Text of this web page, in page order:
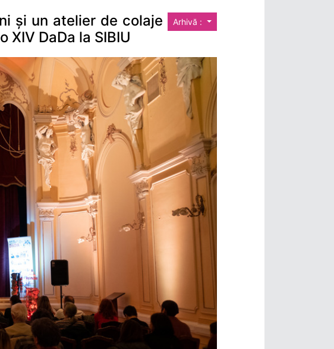
Arhivă :
și un atelier de colaje
DaDa la SIBIU